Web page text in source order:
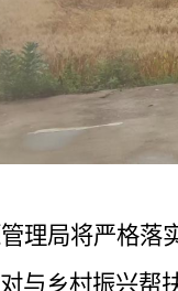
理局将严格落
与乡村振兴帮